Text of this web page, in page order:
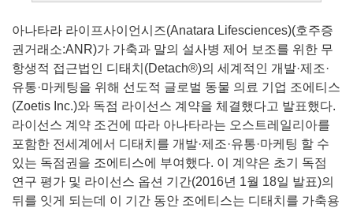
아나타라 라이프사이언시즈(Anatara Lifesciences)(호주증
권거래소:ANR)가 가축과 말의 설사병 제어 보조를 위한 무
항생적 접근법인 디태치(Detach®)의 세계적인 개발·제조·
유통·마케팅을 위해 선도적 글로벌 동물 의료 기업 조에티스
(Zoetis Inc.)와 독점 라이선스 계약을 체결했다고 발표했다.
라이선스 계약 조건에 따라 아나타라는 오스트레일리아를
포함한 전세계에서 디태치를 개발·제조·유통·마케팅 할 수
있는 독점권을 조에티스에 부여했다. 이 계약은 초기 독점
연구 평가 및 라이선스 옵션 기간(2016년 1월 18일 발표)의
뒤를 잇게 되는데 이 기간 동안 조에티스는 디태치를 가축용